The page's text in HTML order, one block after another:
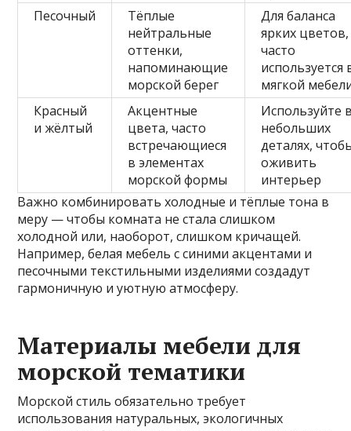
Песочный
Тёплые
нейтральные
оттенки,
напоминающие
морской берег
Для баланса
ярких цветов,
часто
используется
мягкой
Красный
и жёлтый
Акцентные
цвета, часто
встречающиеся
в элементах
морской формы
Используйте
небольших
деталях,
оживить
интерьер
Важно комбинировать холодные и тёплые тона в
меру — чтобы комната не стала слишком
холодной или, наоборот, слишком кричащей.
Например, белая мебель с синими акцентами и
песочными текстильными изделиями создадут
гармоничную и уютную атмосферу.
Материалы мебели для
морской тематики
Морской стиль обязательно требует
использования натуральных, экологичных